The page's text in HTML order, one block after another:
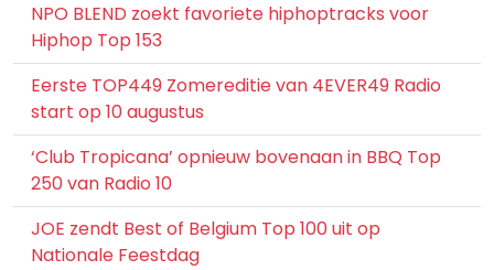
NPO BLEND zoekt favoriete hiphoptracks voor
Hiphop Top 153
Eerste TOP449 Zomereditie van 4EVER49 Radio
start op 10 augustus
‘Club Tropicana’ opnieuw bovenaan in BBQ Top
250 van Radio 10
JOE zendt Best of Belgium Top 100 uit op
Nationale Feestdag